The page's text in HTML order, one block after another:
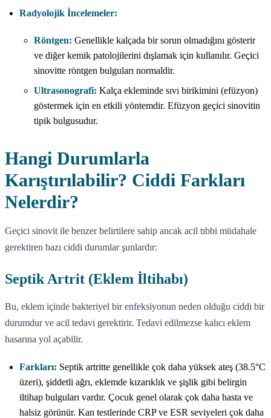
Radyolojik İncelemeler:
Röntgen: Genellikle kalçada bir sorun olmadığını gösterir
ve diğer kemik patolojilerini dışlamak için kullanılır. Geçici
sinovitte röntgen bulguları normaldir.
Ultrasonografi: Kalça ekleminde sıvı birikimini (efüzyon)
göstermek için en etkili yöntemdir. Efüzyon geçici sinovitin
tipik bulgusudur.
Hangi Durumlarla
Karıştırılabilir? Ciddi Farkları
Nelerdir?
Geçici sinovit ile benzer belirtilere sahip ancak acil tıbbi müdahale
gerektiren bazı ciddi durumlar şunlardır:
Septik Artrit (Eklem İltihabı)
Bu, eklem içinde bakteriyel bir enfeksiyonun neden olduğu ciddi bir
durumdur ve acil tedavi gerektirir. Tedavi edilmezse kalıcı eklem
hasarına yol açabilir.
Farkları: Septik artritte genellikle çok daha yüksek ateş (38.5°C
üzeri), şiddetli ağrı, eklemde kızarıklık ve şişlik gibi belirgin
iltihap bulguları vardır. Çocuk genel olarak çok daha hasta ve
halsiz görünür. Kan testlerinde CRP ve ESR seviyeleri çok daha